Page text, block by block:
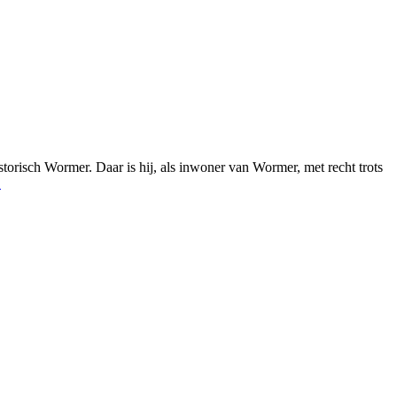
Wormer. Daar is hij, als inwoner van Wormer, met recht trots